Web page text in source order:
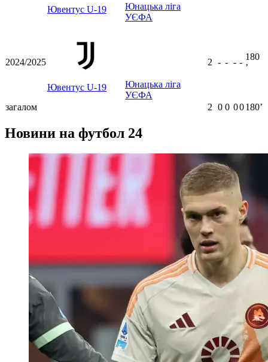
Ювентус U-19
Юнацька ліга
УЄФА
2024/2025
Ювентус U-19
Юнацька ліга
УЄФА
2 - - - -
180
ʼ
загалом 2 0 0 00180ʼ
Новини на футбол 24